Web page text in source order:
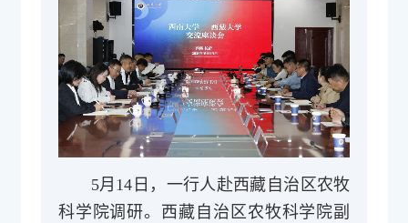
5月14日，一行人赴西藏自治区农牧
科学院调研。西藏自治区农牧科学院副